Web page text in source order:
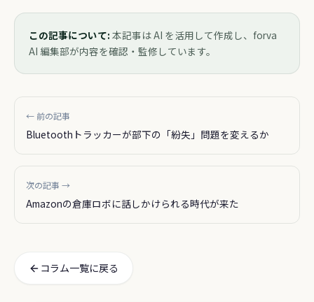
この記事について: 本記事は AI を活用して作成し、forva
AI 編集部が内容を確認・監修しています。
← 前の記事
Bluetoothトラッカーが部下の「紛失」問題を変えるか
次の記事 →
Amazonの倉庫ロボに話しかけられる時代が来た
コラム一覧に戻る